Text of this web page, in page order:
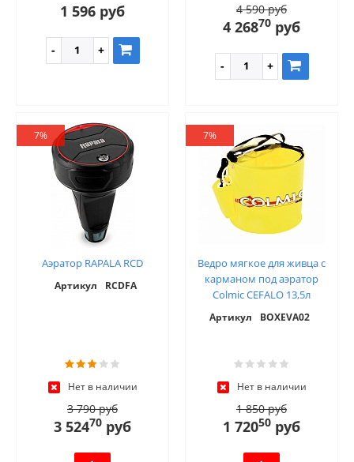
1 596 руб 4 590 руб
4 26870 руб
7%
Аэратор RAPALA RCD
Артикул RCDFA
Нет в наличии
3 790 руб
3 52470 руб
7%
Ведро мягкое для живца с
карманом под аэратор
Colmic CEFALO 13,5л
Артикул BOXEVA02
Нет в наличии
1 850 руб
1 72050 руб